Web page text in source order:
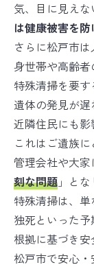
気、目に見えな
は健康被害を
さらに松戸市
身世帯や高齢
特殊清掃を要す
遺体の発見が遅
近隣住民にも影
これはご遺族
管理会社や大
刻な問題 」とな
特殊清掃は、
独死といった
根拠に基づき安
松戸市で安心